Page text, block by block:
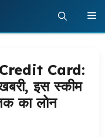
Card:
इस स्कीम
का लोन